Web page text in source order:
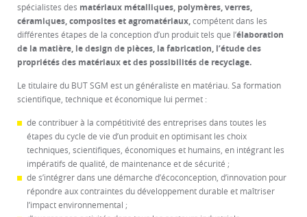
spécialistes des matériaux métalliques, polymères, verres,
céramiques, composites et agromatériaux,compétent dans les
différentes étapes de la conception d’un produit tels que l’élaboration
de la matière, le design de pièces, la fabrication, l’étude des
propriétés des matériaux et des possibilités de recyclage.
Le titulaire du BUT SGM est un généraliste en matériau. Sa formation
scientifique, technique et économique lui permet :
de contribuer à la compétitivité des entreprises dans toutes les
étapes du cycle de vie d’un produit en optimisant les choix
techniques, scientifiques, économiques et humains, en intégrant les
impératifs de qualité, de maintenance et de sécurité ;
de s’intégrer dans une démarche d’écoconception, d’innovation pour
répondre aux contraintes du développement durable et maîtriser
l’impact environnemental ;